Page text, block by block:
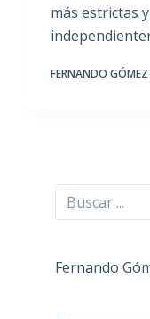
más estrictas
FERNANDO
Buscar
Fernando